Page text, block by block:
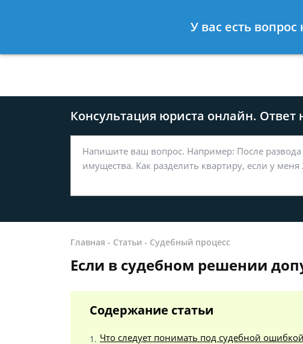
8 812 509-27-47
Консультация юриста онлайн. Ответ
Главная - Статьи - Судебный процесс
Если в судебном решении
Содержание статьи
Что следует понимать под судебной
У вас есть